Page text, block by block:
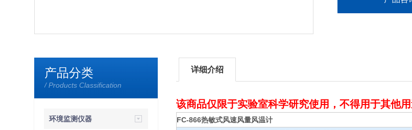
产品分类
/ Products Classification
环境监测仪器
详细介绍
该商品仅限于实验室科学研究使用，不得用于其他用
FC-866热敏式风速风量风温计